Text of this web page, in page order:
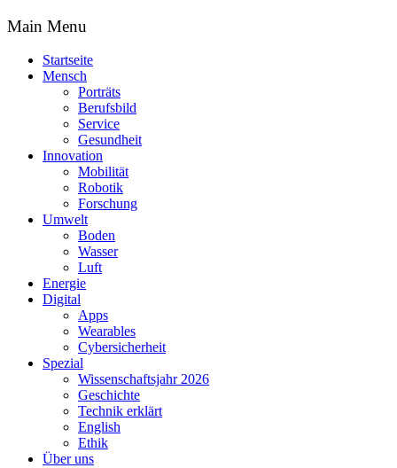
Main Menu
Startseite
Mensch
Porträts
Berufsbild
Service
Gesundheit
Innovation
Mobilität
Robotik
Forschung
Umwelt
Boden
Wasser
Luft
Energie
Digital
Apps
Wearables
Cybersicherheit
Spezial
Wissenschaftsjahr 2026
Geschichte
Technik erklärt
English
Ethik
Über uns